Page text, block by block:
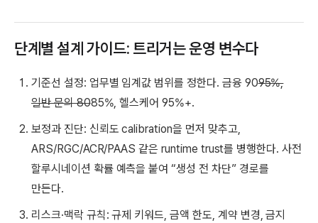
단계별 설계 가이드: 트리거는 운영 변수다
기준선 설정: 업무별 임계값 범위를 정한다. 금융 9095%,
일반 문의 8085%, 헬스케어 95%+.
보정과 진단: 신뢰도 calibration을 먼저 맞추고,
ARS/RGC/ACR/PAAS 같은 runtime trust를 병행한다. 사전
할루시네이션 확률 예측을 붙여 “생성 전 차단” 경로를
만든다.
리스크·맥락 규칙: 규제 키워드, 금액 한도, 계약 변경, 금지